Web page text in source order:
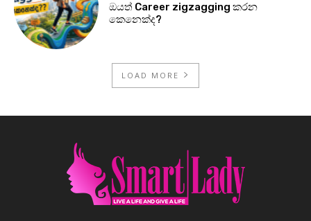
ඔයත් Career zigzagging කරන
කෙනෙක්ද?
LOAD MORE